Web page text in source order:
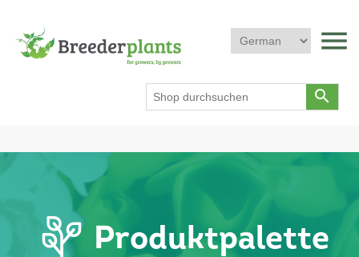
menu
search
Produktpalette